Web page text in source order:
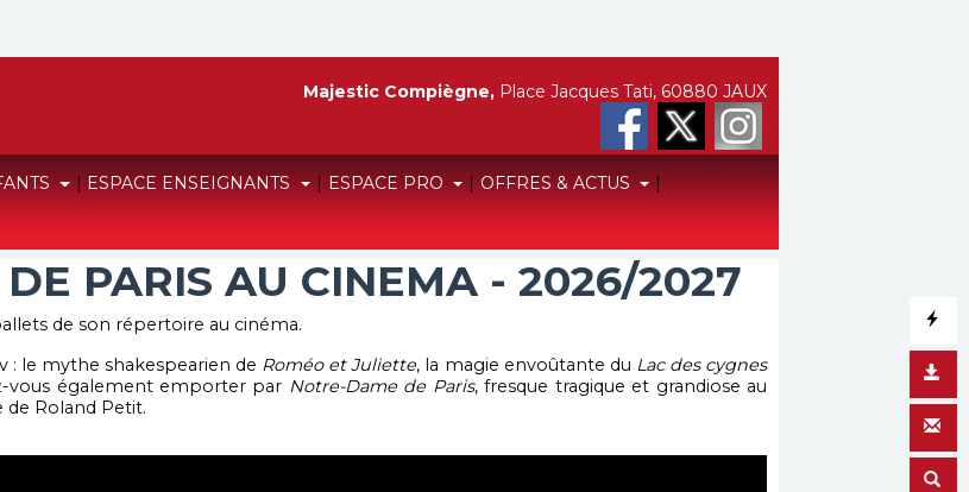
| ESPACE ENSEIGNANTS | ESPACE PRO | OFFRES & ACTUS
|
Majestic Compiègne, Place Jacques Tati, 60880 JAUX
PARIS AU CINEMA - 2026/2027
de son répertoire au cinéma.
: le mythe shakespearien de Roméo et Juliette, la magie envoûtante du Lac des cygnes
vous également emporter par Notre-Dame de Paris, fresque tragique et grandiose au
de Roland Petit.